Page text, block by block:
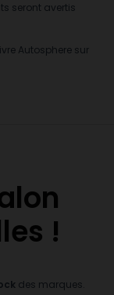
seront avertis
Autosphere sur
!
des marques.